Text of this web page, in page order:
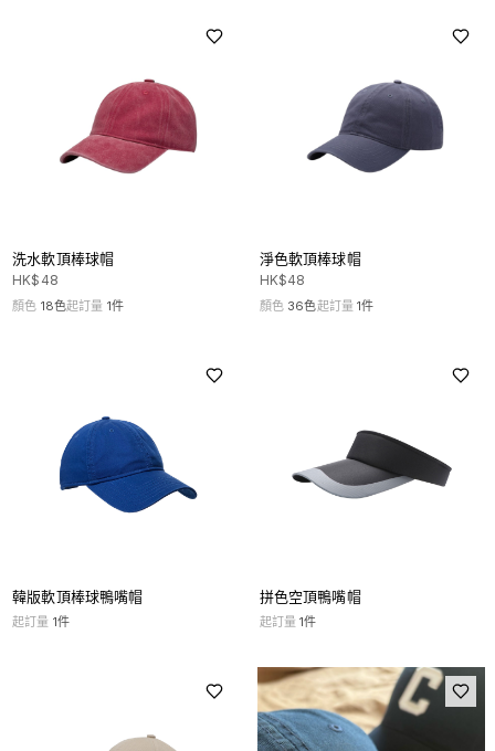
洗水軟頂棒球帽
HK$ 48
顏色 18色起訂量 1件
淨色軟頂棒球帽
HK$48
顏色 36色起訂量 1件
韓版軟頂棒球鴨嘴帽
起訂量 1件
拼色空頂鴨嘴帽
起訂量 1件